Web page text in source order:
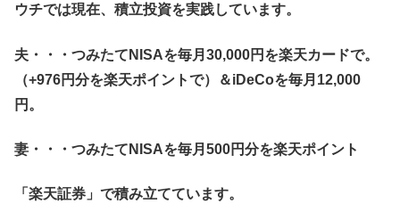
ウチでは現在、積立投資を実践しています。
夫・・・つみたてNISAを毎月30,000円を楽天カードで。
（+976円分を楽天ポイントで）＆iDeCoを毎月12,000
円。
妻・・・つみたてNISAを毎月500円分を楽天ポイント
「楽天証券」で積み立てています。